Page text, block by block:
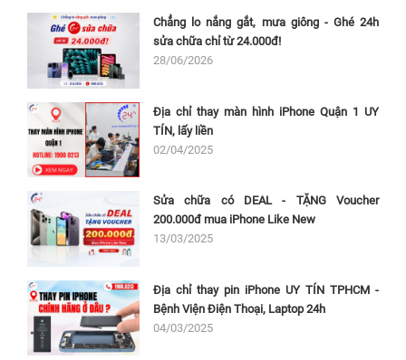
Chẳng lo nắng gắt, mưa giông - Ghé 24h
sửa chữa chỉ từ 24.000đ!
28/06/2026
Địa chỉ thay màn hình iPhone Quận 1 UY
TÍN, lấy liền
02/04/2025
Sửa chữa có DEAL - TẶNG Voucher
200.000đ mua iPhone Like New
13/03/2025
Địa chỉ thay pin iPhone UY TÍN TPHCM -
Bệnh Viện Điện Thoại, Laptop 24h
04/03/2025